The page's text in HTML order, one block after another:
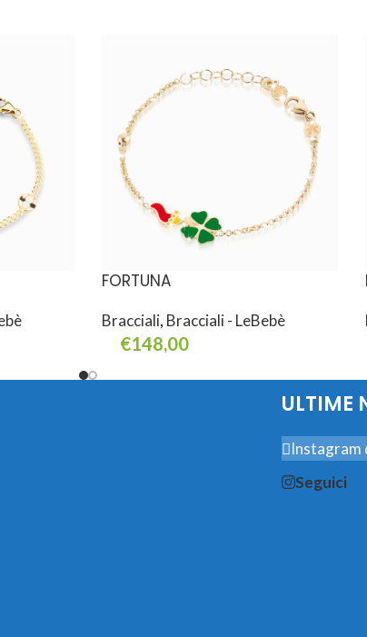
FORTUNA
Bracciali, Bracciali - LeBebè
€148,00
ULTIME
Instagram
Seguici